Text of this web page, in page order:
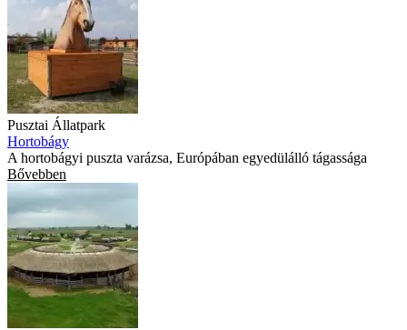
Pusztai Állatpark
Hortobágy
A hortobágyi puszta varázsa, Európában egyedülálló tágassága
Bővebben